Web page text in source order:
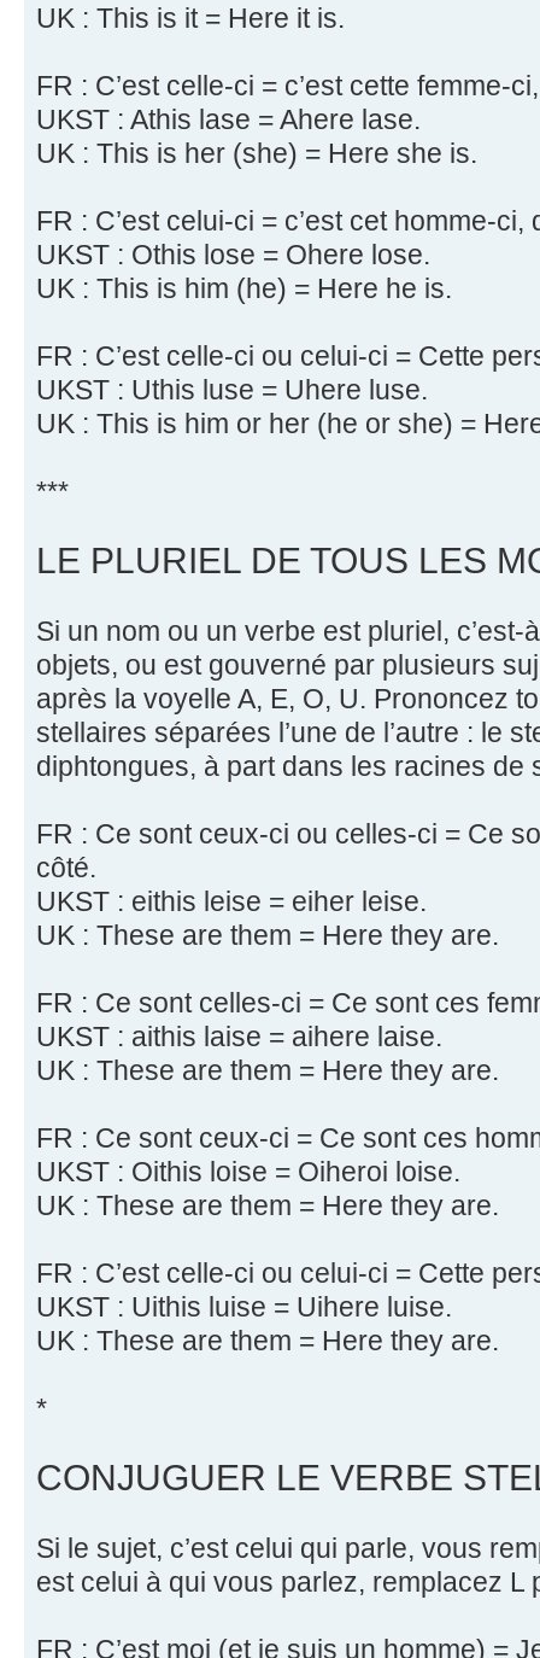
UK : This is it = Here it is.
FR : C’est celle-ci = c’est cette femme-
UKST : Athis lase = Ahere lase.
UK : This is her (she) = Here she is.
FR : C’est celui-ci = c’est cet homme-ci,
UKST : Othis lose = Ohere lose.
UK : This is him (he) = Here he is.
FR : C’est celle-ci ou celui-ci = Cette
UKST : Uthis luse = Uhere luse.
UK : This is him or her (he or she) =
***
LE PLURIEL DE TOUS LES
Si un nom ou un verbe est pluriel,
objets, ou est gouverné par plusieurs
après la voyelle A, E, O, U. Prononcez
stellaires séparées l’une de l’autre : le
diphtongues, à part dans les racines de
FR : Ce sont ceux-ci ou celles-ci = Ce
côté.
UKST : eithis leise = eiher leise.
UK : These are them = Here they are.
FR : Ce sont celles-ci = Ce sont ces
UKST : aithis laise = aihere laise.
UK : These are them = Here they are.
FR : Ce sont ceux-ci = Ce sont ces
UKST : Oithis loise = Oiheroi loise.
UK : These are them = Here they are.
FR : C’est celle-ci ou celui-ci = Cette
UKST : Uithis luise = Uihere luise.
UK : These are them = Here they are.
*
CONJUGUER LE VERBE
Si le sujet, c’est celui qui parle, vous
est celui à qui vous parlez, remplacez L
FR : C’est moi (et je suis un homme) =